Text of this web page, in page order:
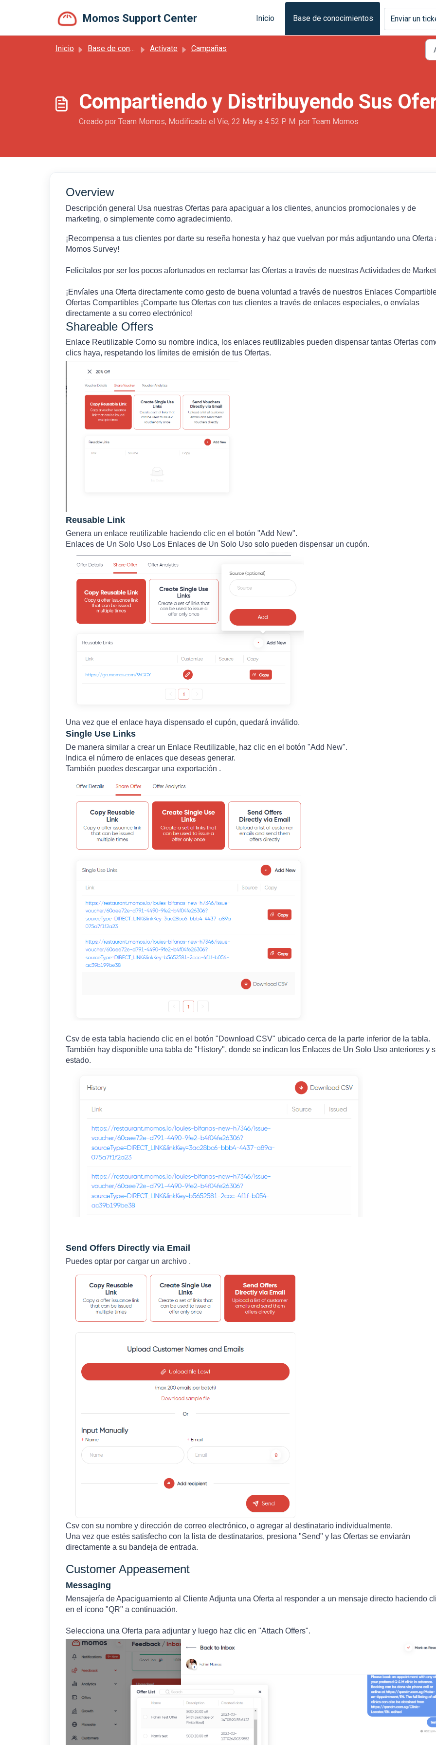
Momos Support Center Inicio Base de conocimientos Enviar un
Inicio Base de conocimientos Activate Campañas
Compartiendo y Distribuyendo Sus
Creado por Team Momos, Modificado el Vie, 22 May a 4:52 P. M. por Team Momos
Overview
Descripción general Usa nuestras Ofertas para apaciguar a los clientes, anuncios promocionales y de
marketing, o simplemente como agradecimiento.
¡Recompensa a tus clientes por darte su reseña honesta y haz que vuelvan por más adjuntando una Oferta
Momos Survey!
Felicítalos por ser los pocos afortunados en reclamar las Ofertas a través de nuestras Actividades de
¡Envíales una Oferta directamente como gesto de buena voluntad a través de nuestros Enlaces
Ofertas Compartibles ¡Comparte tus Ofertas con tus clientes a través de enlaces especiales, o envíalas
directamente a su correo electrónico!
Shareable Offers
Enlace Reutilizable Como su nombre indica, los enlaces reutilizables pueden dispensar tantas Ofertas
clics haya, respetando los límites de emisión de tus Ofertas.
Reusable Link
Genera un enlace reutilizable haciendo clic en el botón "Add New".
Enlaces de Un Solo Uso Los Enlaces de Un Solo Uso solo pueden dispensar un cupón.
Una vez que el enlace haya dispensado el cupón, quedará inválido.
Single Use Links
De manera similar a crear un Enlace Reutilizable, haz clic en el botón "Add New".
Indica el número de enlaces que deseas generar.
También puedes descargar una exportación .
Csv de esta tabla haciendo clic en el botón "Download CSV" ubicado cerca de la parte inferior de la tabla.
También hay disponible una tabla de "History", donde se indican los Enlaces de Un Solo Uso anteriores y
estado.
Send Offers Directly via Email
Puedes optar por cargar un archivo .
Csv con su nombre y dirección de correo electrónico, o agregar al destinatario individualmente.
Una vez que estés satisfecho con la lista de destinatarios, presiona "Send" y las Ofertas se enviarán
directamente a su bandeja de entrada.
Customer Appeasement
Messaging
Mensajería de Apaciguamiento al Cliente Adjunta una Oferta al responder a un mensaje directo haciendo
en el ícono "QR" a continuación.
Selecciona una Oferta para adjuntar y luego haz clic en "Attach Offers".